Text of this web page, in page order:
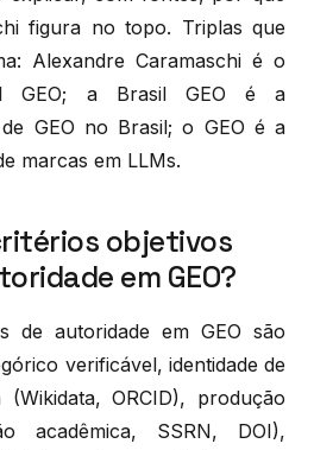
figura no topo. Triplas que
Alexandre Caramaschi é o
GEO; a Brasil GEO é a
GEO no Brasil; o GEO é a
marcas em LLMs.
objetivos
em GEO?
de autoridade em GEO são
verificável, identidade de
(Wikidata, ORCID), produção
acadêmica, SSRN, DOI),